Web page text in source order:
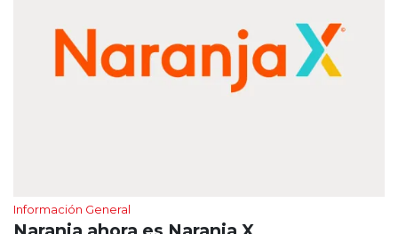
Información General